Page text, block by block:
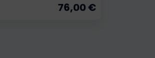
76,00 €